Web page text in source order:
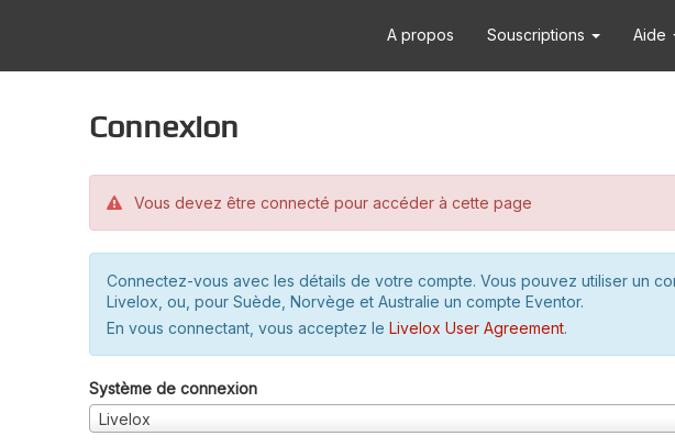
A propos Souscriptions Aide
Connexion
Vous devez être connecté pour accéder à cette page
Connectez-vous avec les détails de votre compte. Vous pouvez utiliser un
Livelox, ou, pour Suède, Norvège et Australie un compte Eventor.
En vous connectant, vous acceptez le Livelox User Agreement.
Système de connexion
Livelox